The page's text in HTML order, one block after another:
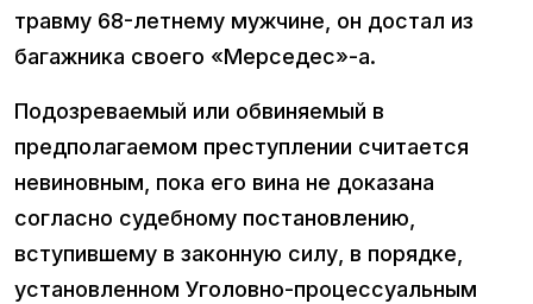
травму 68-летнему мужчине, он достал из
багажника своего «Мерседес»-а.
Подозреваемый или обвиняемый в
предполагаемом преступлении считается
невиновным, пока его вина не доказана
согласно судебному постановлению,
вступившему в законную силу, в порядке,
установленном Уголовно-процессуальным